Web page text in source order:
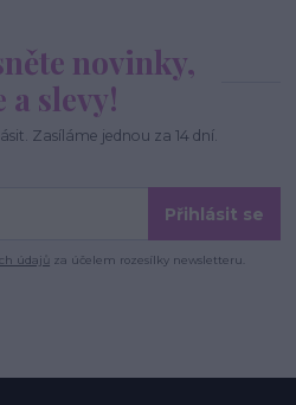
novinky,
a slevy!
Zasíláme jednou za 14 dní.
Přihlásit se
údajů za účelem rozesílky newsletteru.